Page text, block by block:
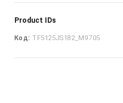
Product IDs
Код: TF5125JS182_M9705